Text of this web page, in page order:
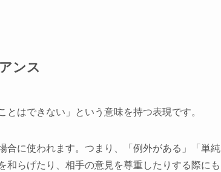
ンス
はできない」という意味を持つ表現です。
合に使われます。つまり、「例外がある」「単純
らげたり、相手の意見を尊重したりする際にも